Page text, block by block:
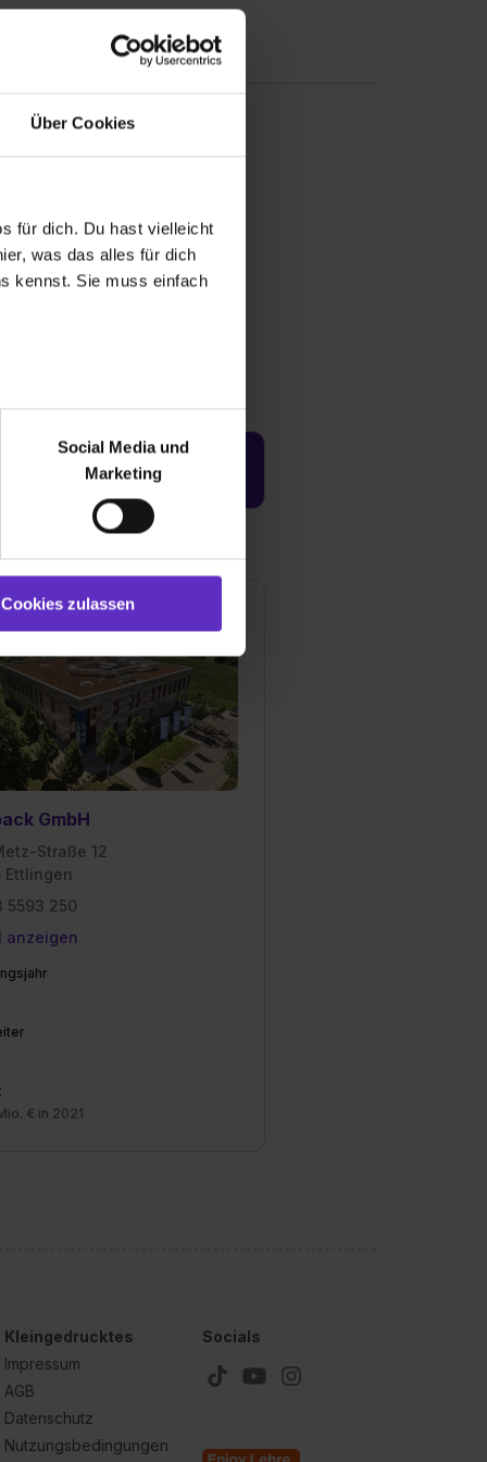
Über Cookies
für dich. Du hast vielleicht
was das alles für dich
kennst. Sie muss einfach
bei Benutzung der
zu analysieren
Medien, Werbung
Marketing“). Unsere
bereitgestellt hast oder die
auch damit
du nur bestimmte
erlauben“. Die
Media und Marketing“
a) DS-GVO). Die USA
dir erteilte Einwilligung
du durch Klick auf
Social Media und
Marketing
Cookies zulassen
Jetzt aktivieren
GmbH
Straße 12
Ettlingen
5593 250
anzeigen
€ in 2021
Kleingedrucktes
Impressum
AGB
Datenschutz
Nutzungsbedingungen
Socials